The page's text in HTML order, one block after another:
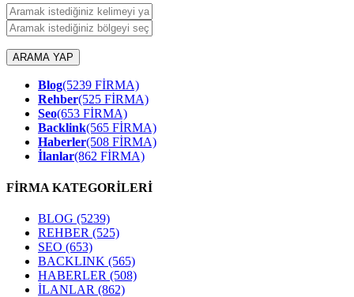
ARAMA YAP
Blog(5239 FİRMA)
Rehber(525 FİRMA)
Seo(653 FİRMA)
Backlink(565 FİRMA)
Haberler(508 FİRMA)
İlanlar(862 FİRMA)
FİRMA KATEGORİLERİ
BLOG (5239)
REHBER (525)
SEO (653)
BACKLINK (565)
HABERLER (508)
İLANLAR (862)